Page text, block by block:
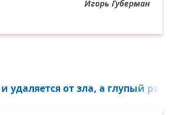
Игорь Губерман
удаляется от зла, а глупый